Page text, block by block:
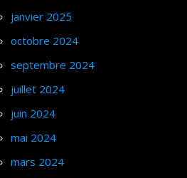
janvier 2025
octobre 2024
septembre 2024
juillet 2024
juin 2024
mai 2024
mars 2024